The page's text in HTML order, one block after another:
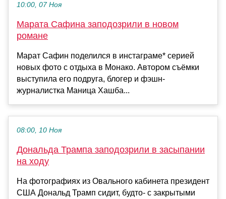
10:00, 07 Ноя
Марата Сафина заподозрили в новом
романе
Марат Сафин поделился в инстаграме* серией
новых фото с отдыха в Монако. Автором съёмки
выступила его подруга, блогер и фэшн-
журналистка Маница Хашба...
08:00, 10 Ноя
Дональда Трампа заподозрили в засыпании
на ходу
На фотографиях из Овального кабинета президент
США Дональд Трамп сидит, будто- с закрытыми